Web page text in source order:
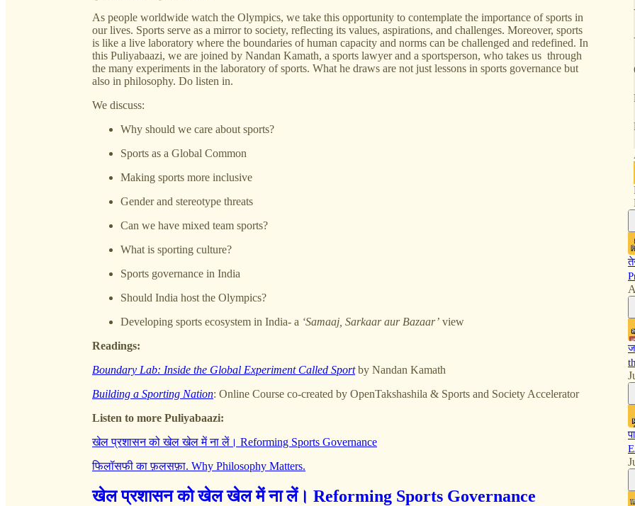
As people worldwide watch the Olympics, we take this opportunity to contemplate the importance of sports in
our lives. Sports serve as a mirror to society, reflecting its values, aspirations, and challenges. Moreover, sports
is like a live laboratory where the boundaries of human capacity and norms can be challenged and redefined. In
this Puliyabaazi, we are joined by Nandan Kamath, a sports lawyer and a sportsperson, who takes us through
the many experiments in the laboratory of sports. What he draws are not just lessons in sports governance but
also in philosophy. Do listen in.
We discuss:
Why should we care about sports?
Sports as a Global Common
Making sports more inclusive
Gender and stereotype threats
Can we have mixed team sports?
What is sporting culture?
Sports governance in India
Should India host the Olympics?
Developing sports ecosystem in India- a ‘Samaaj, Sarkaar aur Bazaar’ view
Readings:
Boundary Lab: Inside the Global Experiment Called Sportby Nandan Kamath
Building a Sporting Nation: Online Course co-created by OpenTakshashila & Sports and Society Accelerator
Listen to more Puliyabaazi:
खेल प्रशासन को खेल खेल में ना लें। Reforming Sports Governance
फिलॉसफी का फ़लसफ़ा. Why Philosophy Matters.
खेल प्रशासन को खेल खेल में ना लें। Reforming Sports Governance